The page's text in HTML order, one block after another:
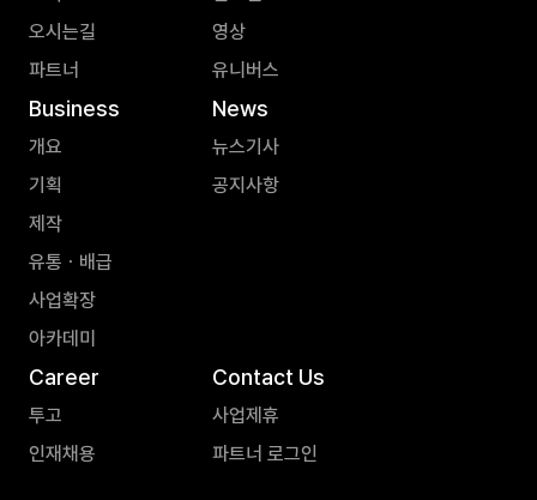
오시는길
파트너
영상
유니버스
Business
개요
기획
제작
유통ㆍ배급
사업확장
아카데미
News
뉴스기사
공지사항
Career
투고
인재채용
Contact Us
사업제휴
파트너 로그인